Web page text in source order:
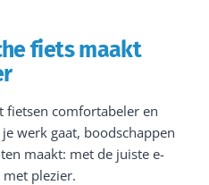
fiets maakt
fietsen comfortabeler en
werk gaat, boodschappen
maakt: met de juiste e-
plezier.